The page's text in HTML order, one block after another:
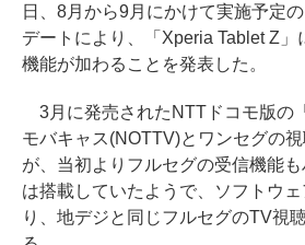
日、8月から9月にかけて実施予定
デートにより、「Xperia Tablet Z
機能が加わることを発表した。
3月に発売されたNTTドコモ版の
モバキャス(NOTTV)とワンセグの
が、当初よりフルセグの受信機能
は搭載していたようで、ソフトウ
り、地デジと同じフルセグのTV視